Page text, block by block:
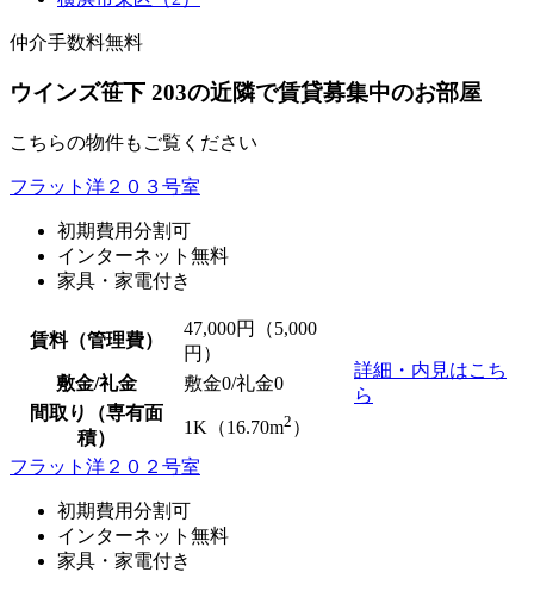
仲介手数料無料
ウインズ笹下 203の近隣で賃貸募集中のお部屋
こちらの物件もご覧ください
フラット洋２０３号室
初期費用分割可
インターネット無料
家具・家電付き
賃料（管理費）
47,000円（5,000
円）
詳細・内見はこち
ら
敷金/礼金 敷金0/礼金0
間取り（専有面
積）
1K（16.70m2 ）
フラット洋２０２号室
初期費用分割可
インターネット無料
家具・家電付き